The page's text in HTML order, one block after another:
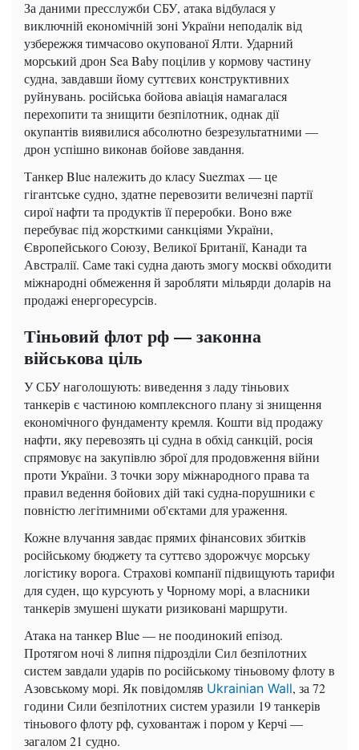
За даними пресслужби СБУ, атака відбулася у
виключній економічній зоні України неподалік від
узбережжя тимчасово окупованої Ялти. Ударний
морський дрон Sea Baby поцілив у кормову частину
судна, завдавши йому суттєвих конструктивних
руйнувань. російська бойова авіація намагалася
перехопити та знищити безпілотник, однак дії
окупантів виявилися абсолютно безрезультатними —
дрон успішно виконав бойове завдання.
Танкер Blue належить до класу Suezmax — це
гігантське судно, здатне перевозити величезні партії
сирої нафти та продуктів її переробки. Воно вже
перебуває під жорсткими санкціями України,
Європейського Союзу, Великої Британії, Канади та
Австралії. Саме такі судна дають змогу москві обходити
міжнародні обмеження й заробляти мільярди доларів на
продажі енергоресурсів.
Тіньовий флот рф — законна
військова ціль
У СБУ наголошують: виведення з ладу тіньових
танкерів є частиною комплексного плану зі знищення
економічного фундаменту кремля. Кошти від продажу
нафти, яку перевозять ці судна в обхід санкцій, росія
спрямовує на закупівлю зброї для продовження війни
проти України. З точки зору міжнародного права та
правил ведення бойових дій такі судна-порушники є
повністю легітимними об'єктами для ураження.
Кожне влучання завдає прямих фінансових збитків
російському бюджету та суттєво здорожчує морську
логістику ворога. Страхові компанії підвищують тарифи
для суден, що курсують у Чорному морі, а власники
танкерів змушені шукати ризиковані маршрути.
Атака на танкер Blue — не поодинокий епізод.
Протягом ночі 8 липня підрозділи Сил безпілотних
систем завдали ударів по російському тіньовому флоту в
Азовському морі. Як повідомляв Ukrainian Wall, за 72
години Сили безпілотних систем уразили 19 танкерів
тіньового флоту рф, суховантаж і пором у Керчі —
загалом 21 судно.